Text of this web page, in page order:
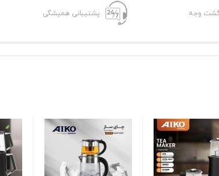
پشتیبانی همیشگی